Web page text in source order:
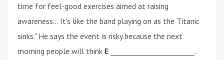
time for feel-good exercises aimed at raising
awareness… It's like the band playing on as the Titanic
sinks." He says the event is risky because the next
morning people will think E ________________________.